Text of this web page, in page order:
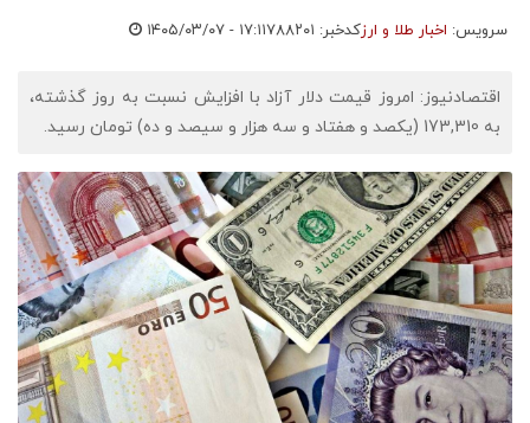
سرویس: اخبار طلا و ارزکدخبر: ۷۸۸۲۰۱ ۱۴۰۵/۰۳/۰۷ - ۱۷:۱۱
اقتصادنیوز: امروز قیمت دلار آزاد با افزایش نسبت به روز گذشته،
به 173,310 (یکصد و هفتاد و سه هزار و سیصد و ده) تومان رسید.